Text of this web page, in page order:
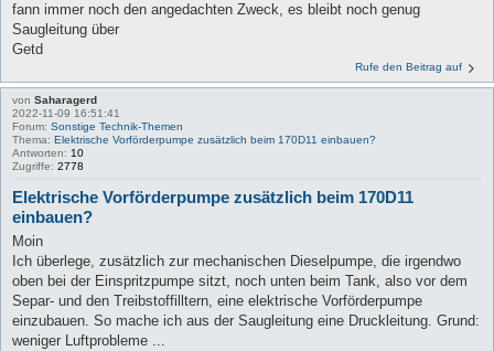
fann immer noch den angedachten Zweck, es bleibt noch genug
Saugleitung über
Getd
Rufe den Beitrag auf
von Saharagerd
2022-11-09 16:51:41
Forum: Sonstige Technik-Themen
Thema: Elektrische Vorförderpumpe zusätzlich beim 170D11 einbauen?
Antworten: 10
Zugriffe: 2778
Elektrische Vorförderpumpe zusätzlich beim 170D11
einbauen?
Moin
Ich überlege, zusätzlich zur mechanischen Dieselpumpe, die irgendwo
oben bei der Einspritzpumpe sitzt, noch unten beim Tank, also vor dem
Separ- und den Treibstoffilltern, eine elektrische Vorförderpumpe
einzubauen. So mache ich aus der Saugleitung eine Druckleitung. Grund:
weniger Luftprobleme ...